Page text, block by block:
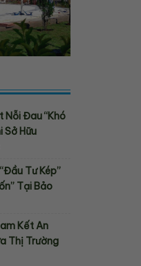
Nỗi Đau “Khó
Sở Hữu
Tư Kép”
Tại Bảo
Kết An
Thị Trường